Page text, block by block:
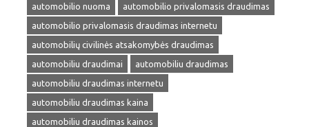
automobilio nuoma
automobilio privalomasis draudimas
automobilio privalomasis draudimas internetu
automobilių civilinės atsakomybės draudimas
automobiliu draudimai
automobiliu draudimas
automobiliu draudimas internetu
automobiliu draudimas kaina
automobiliu draudimas kainos